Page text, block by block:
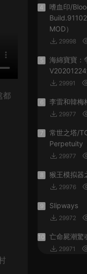
都
4
嗜血印/
MOD）
29998
5
海綿寶寶：
V20201224
29991
6 李雷和韓梅
29977
7
常世之塔/
Perpetuity
29977
8 猴王模拟器
29976
9 Slipways
29972
10 亡命屍潮
29971